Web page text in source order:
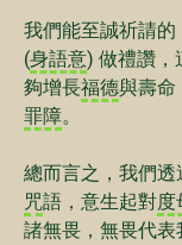
我們能至誠祈請
(身語意) 做禮讚，
夠增長福德與壽命
罪障。
總而言之，我們透
咒語，意生起對度
諸無畏，無畏代